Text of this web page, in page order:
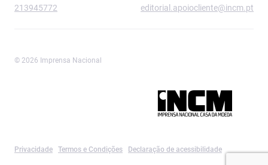
213945772 editorial.apoiocliente@incm.pt
© 2026 Imprensa Nacional
Privacidade Termos e Condições Declaração de acessibilidade